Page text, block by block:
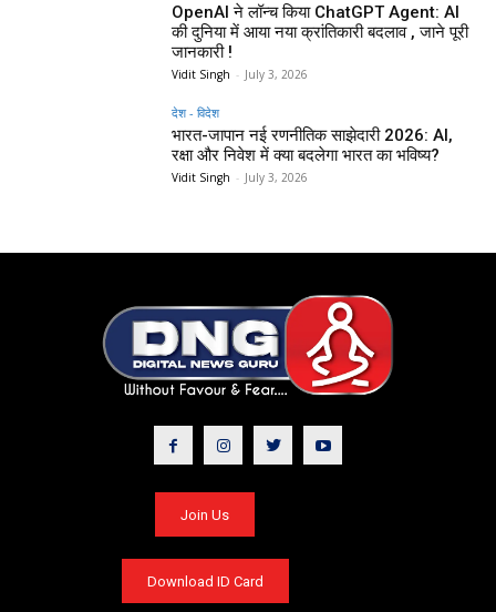
OpenAI ने लॉन्च किया ChatGPT Agent: AI
की दुनिया में आया नया क्रांतिकारी बदलाव , जाने पूरी
जानकारी !
Vidit Singh - July 3, 2026
देश - विदेश
भारत-जापान नई रणनीतिक साझेदारी 2026: AI,
रक्षा और निवेश में क्या बदलेगा भारत का भविष्य?
Vidit Singh - July 3, 2026
Join Us
Download ID Card